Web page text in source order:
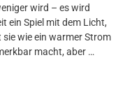
wird – es wird
ein Spiel mit dem Licht,
wie ein warmer Strom
macht, aber …